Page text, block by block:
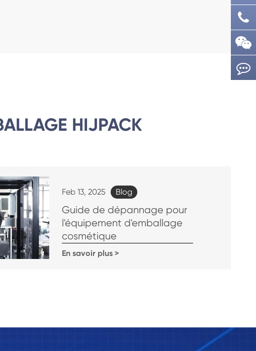
HIJPACK
Feb 13, 2025 Blog
Guide de dépannage pour
l'équipement d'emballage
cosmétique
En savoir plus >